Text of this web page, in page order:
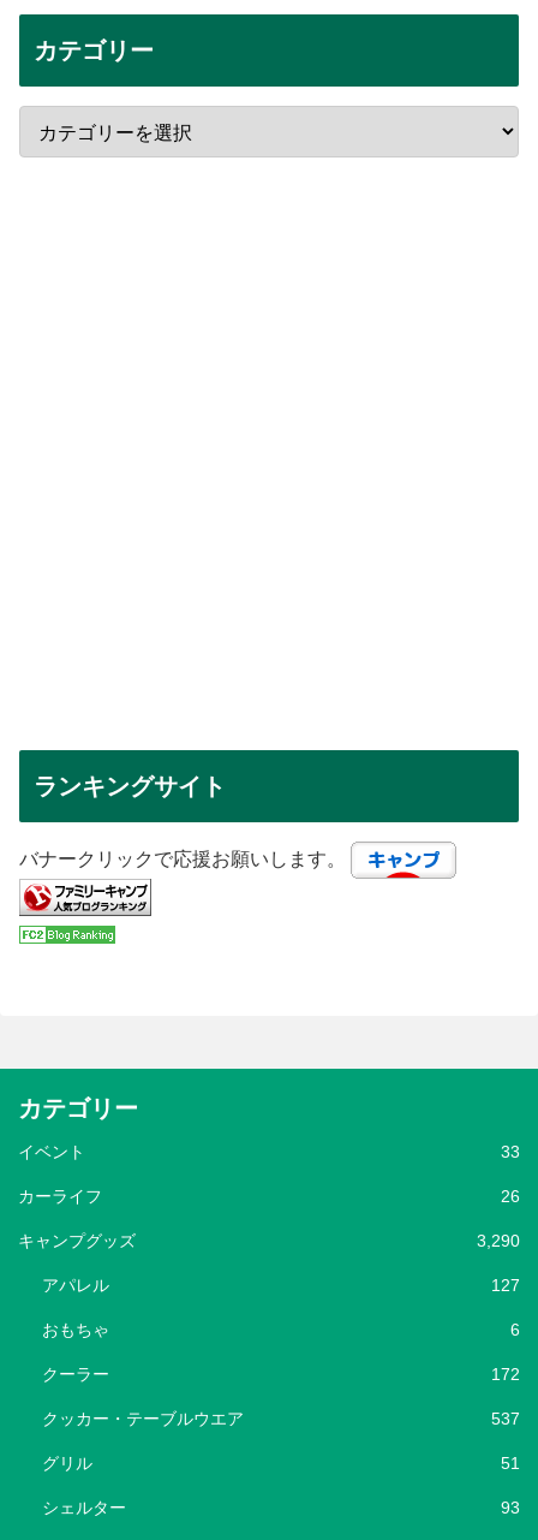
カテゴリー
ランキングサイト
バナークリックで応援お願いします。
カテゴリー
イベント 33
カーライフ 26
キャンプグッズ 3,290
アパレル 127
おもちゃ 6
クーラー 172
クッカー・テーブルウエア 537
グリル 51
シェルター 93